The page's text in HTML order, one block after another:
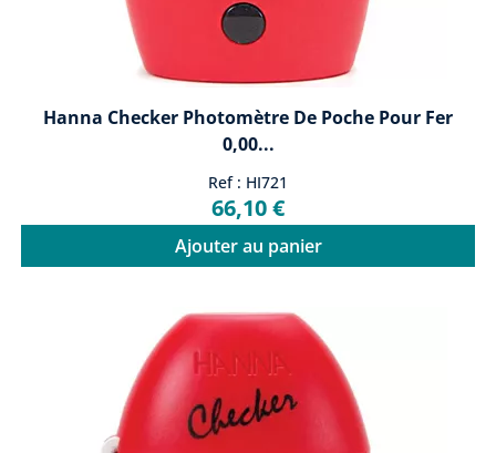
Hanna Checker Photomètre De Poche Pour Fer
0,00...
Ref : HI721
66,10 €
Ajouter au panier